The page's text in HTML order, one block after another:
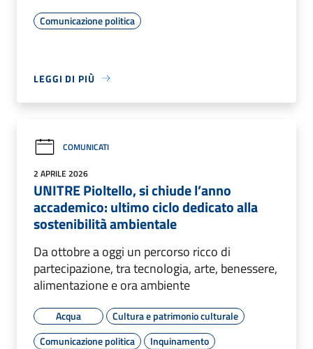
Comunicazione politica
LEGGI DI PIÙ
COMUNICATI
2 APRILE 2026
UNITRE Pioltello, si chiude l’anno
accademico: ultimo ciclo dedicato alla
sostenibilità ambientale
Da ottobre a oggi un percorso ricco di
partecipazione, tra tecnologia, arte, benessere,
alimentazione e ora ambiente
Acqua
Cultura e patrimonio culturale
Comunicazione politica
Inquinamento